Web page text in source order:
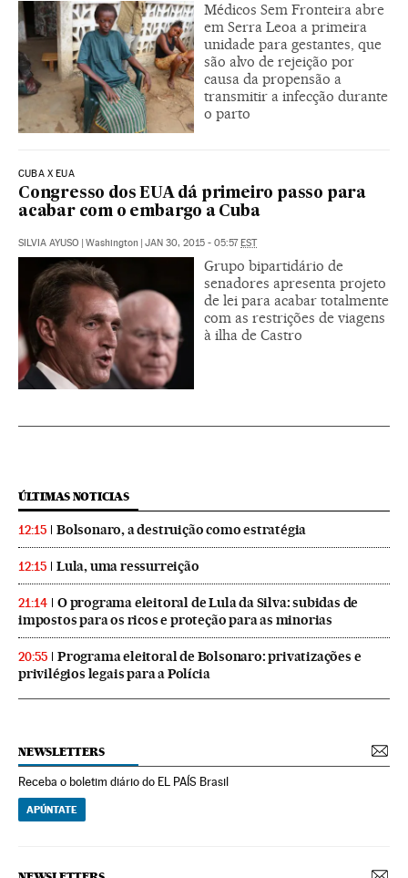
Médicos Sem Fronteira abre
em Serra Leoa a primeira
unidade para gestantes, que
são alvo de rejeição por
causa da propensão a
transmitir a infecção durante
o parto
CUBA X EUA
Congresso dos EUA dá primeiro passo para
acabar com o embargo a Cuba
SILVIA AYUSO Washington JAN 30, 2015 - 05:57 EST
Grupo bipartidário de
senadores apresenta projeto
de lei para acabar totalmente
com as restrições de viagens
à ilha de Castro
ÚLTIMAS NOTICIAS
12:15 Bolsonaro, a destruição como estratégia
12:15 Lula, uma ressurreição
21:14
O programa eleitoral de Lula da Silva: subidas de
impostos para os ricos e proteção para as minorias
20:55
Programa eleitoral de Bolsonaro: privatizações e
privilégios legais para a Polícia
NEWSLETTERS
Receba o boletim diário do EL PAÍS Brasil
APÚNTATE